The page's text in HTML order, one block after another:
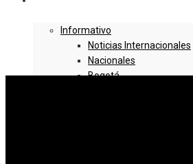
Informativo
Noticias Internacionales
Nacionales
Bogotá